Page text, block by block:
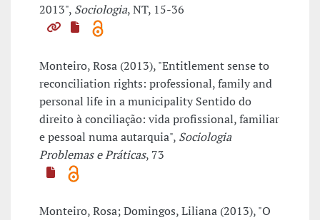
2013", Sociologia, NT, 15-36
Monteiro, Rosa (2013), "Entitlement sense to
reconciliation rights: professional, family and
personal life in a municipality Sentido do
direito à conciliação: vida profissional, familiar
e pessoal numa autarquia", Sociologia
Problemas e Práticas, 73
Monteiro, Rosa; Domingos, Liliana (2013), "O